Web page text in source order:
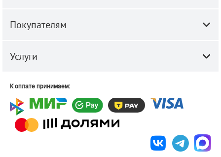
Покупателям
Услуги
К оплате принимаем: